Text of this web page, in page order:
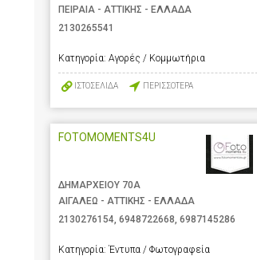
ΠΕΙΡΑΙΑ - ΑΤΤΙΚΗΣ - ΕΛΛΑΔΑ
2130265541
Κατηγορία: Αγορές / Κομμωτήρια
ΙΣΤΟΣΕΛΙΔΑ ΠΕΡΙΣΣΟΤΕΡΑ
FOTOMOMENTS4U
ΔΗΜΑΡΧΕΙΟΥ 70Α
ΑΙΓΑΛΕΩ - ΑΤΤΙΚΗΣ - ΕΛΛΑΔΑ
2130276154, 6948722668, 6987145286
Κατηγορία: Έντυπα / Φωτογραφεία